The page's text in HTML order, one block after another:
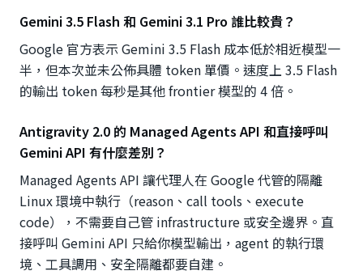
Gemini 3.5 Flash 和 Gemini 3.1 Pro 誰比較貴？
Google 官方表示 Gemini 3.5 Flash 成本低於相近模型一
半，但本次並未公佈具體 token 單價。速度上 3.5 Flash
的輸出 token 每秒是其他 frontier 模型的 4 倍。
Antigravity 2.0 的 Managed Agents API 和直接呼叫
Gemini API 有什麼差別？
Managed Agents API 讓代理人在 Google 代管的隔離
Linux 環境中執行（reason、call tools、execute
code），不需要自己管 infrastructure 或安全邊界。直
接呼叫 Gemini API 只給你模型輸出，agent 的執行環
境、工具調用、安全隔離都要自建。